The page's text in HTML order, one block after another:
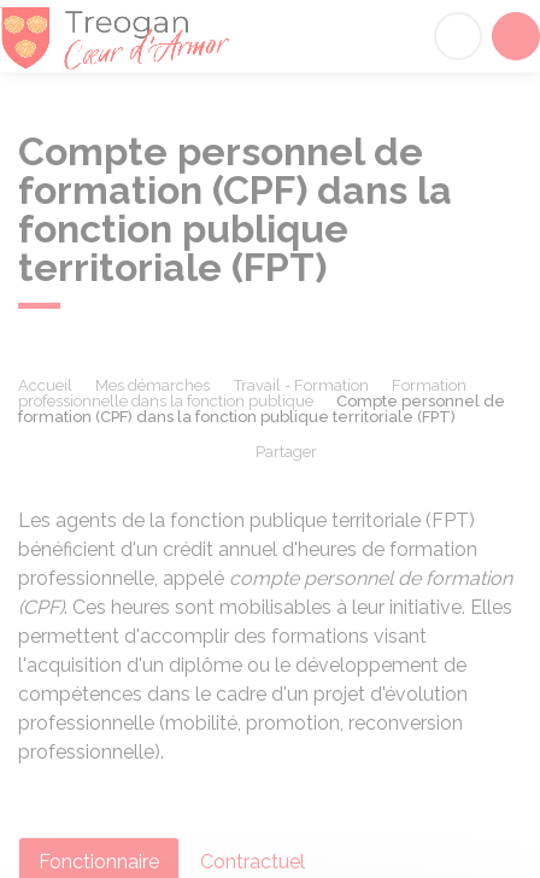
Compte personnel de
formation (CPF) dans la
fonction publique
territoriale (FPT)
Accueil Mes démarches Travail - Formation
Formation
professionnelle dans la fonction publique
Compte personnel de
formation (CPF) dans la fonction publique territoriale (FPT)
Partager
Les agents de la fonction publique territoriale (FPT)
bénéficient d'un crédit annuel d'heures de formation
professionnelle, appelé compte personnel de formation
(CPF). Ces heures sont mobilisables à leur initiative. Elles
permettent d'accomplir des formations visant
l'acquisition d'un diplôme ou le développement de
compétences dans le cadre d'un projet d'évolution
professionnelle (mobilité, promotion, reconversion
professionnelle).
Fonctionnaire Contractuel